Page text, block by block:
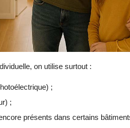
on utilise surtout :
;
;
présents dans certains